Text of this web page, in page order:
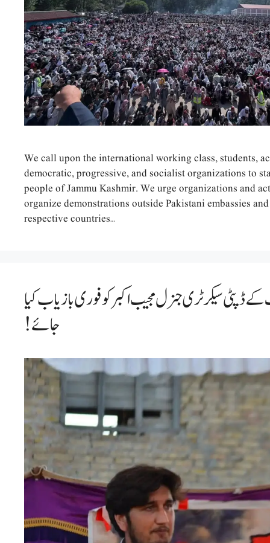
We call upon the international working class, students,
democratic, progressive, and socialist organizations to
people of Jammu Kashmir. We urge organizations and
organize demonstrations outside Pakistani embassies
respective countries…
سیکرٹری جنرل مجیب اکبر کو فوری بازیاب کیا
جائے!